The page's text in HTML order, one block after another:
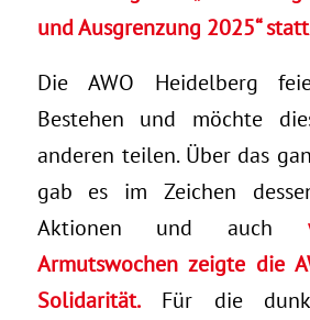
und Ausgrenzung 2025“
Die AWO Heidelberg
Bestehen und möchte
anderen teilen. Über das
gab es im Zeichen
Aktionen und auch
Armutswochen zeigte die
Solidarität.Für die